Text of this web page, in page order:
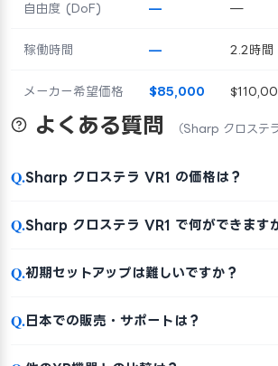
自由度 (DoF) — —
稼働時間 — 2.2時間
メーカー希望価格 $85,000
よくある質問 （Sharp クロステ
Q.Sharp クロステラ VR1 の価格は？
Q.Sharp クロステラ VR1 で何ができます
Q.初期セットアップは難しいですか？
Q.日本での販売・サポートは？